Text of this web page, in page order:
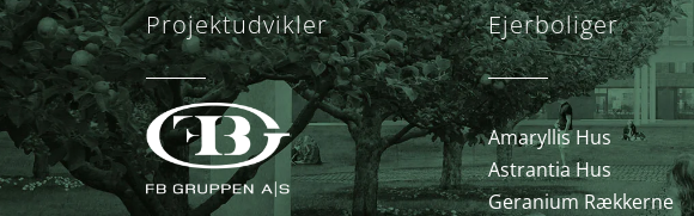
Projektudvikler Ejerboliger
Amaryllis Hus
Astrantia Hus
Geranium Rækkerne